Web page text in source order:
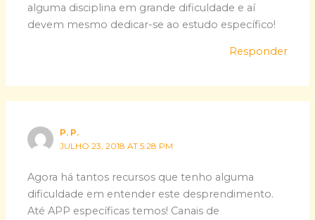
alguma disciplina em grande dificuldade e aí
devem mesmo dedicar-se ao estudo específico!
Responder
P. P.
JULHO 23, 2018 AT 5:28 PM
Agora há tantos recursos que tenho alguma
dificuldade em entender este desprendimento.
Até APP específicas temos! Canais de